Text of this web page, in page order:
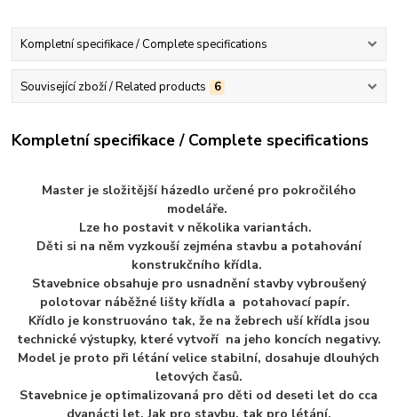
Kompletní specifikace / Complete specifications
Související zboží / Related products 6
Kompletní specifikace / Complete specifications
Master je složitější házedlo určené pro pokročilého
modeláře.
Lze ho postavit v několika variantách.
Děti si na něm vyzkouší zejména stavbu a potahování
konstrukčního křídla.
Stavebnice obsahuje pro usnadnění stavby vybroušený
polotovar náběžné lišty křídla a potahovací papír.
Křídlo je konstruováno tak, že na žebrech uší křídla jsou
technické výstupky, které vytvoří na jeho koncích negativy.
Model je proto při létání velice stabilní, dosahuje dlouhých
letových časů.
Stavebnice je optimalizovaná pro děti od deseti let do cca